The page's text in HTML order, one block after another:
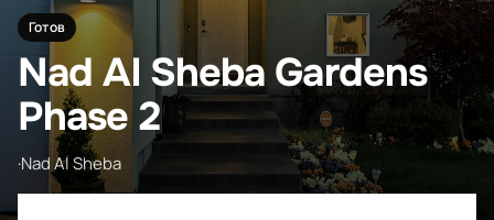
Готов
Nad Al Sheba Gardens
Phase 2
·Nad Al Sheba